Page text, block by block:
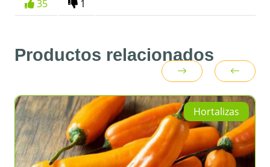
35 1
Productos relacionados
Hortalizas